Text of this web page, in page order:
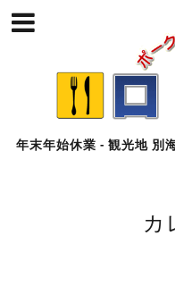
年末年始休業 - 観光地 別
カ